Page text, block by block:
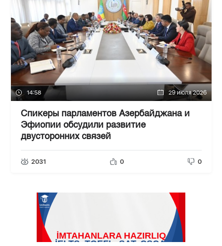
14:58 29 июля 2026
Спикеры парламентов Азербайджана и
Эфиопии обсудили развитие
двусторонних связей
2031 0 0